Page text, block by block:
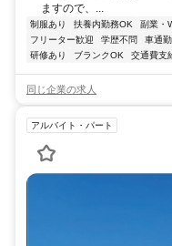
ますので、...
制服あり 扶養内勤務OK 副業・
フリーター歓迎
学歴不問 車通
研修あり
ブランクOK 交通費支
同じ企業の求人
アルバイト・パート